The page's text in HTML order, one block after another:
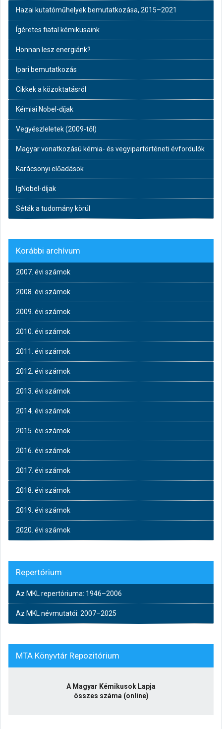
Hazai kutatóműhelyek bemutatkozása, 2015–2021
Ígéretes fiatal kémikusaink
Honnan lesz energiánk?
Ipari bemutatkozás
Cikkek a közoktatásról
Kémiai Nobel-díjak
Vegyészleletek (2009-től)
Magyar vonatkozású kémia- és vegyipartörténeti évfordulók
Karácsonyi előadások
IgNobel-díjak
Séták a tudomány körül
Korábbi archívum
2007. évi számok
2008. évi számok
2009. évi számok
2010. évi számok
2011. évi számok
2012. évi számok
2013. évi számok
2014. évi számok
2015. évi számok
2016. évi számok
2017. évi számok
2018. évi számok
2019. évi számok
2020. évi számok
Repertórium
Az MKL repertóriuma: 1946–2006
Az MKL névmutatói: 2007–2025
MTA Könyvtár Repozitórium
A Magyar Kémikusok Lapja
összes száma (online)